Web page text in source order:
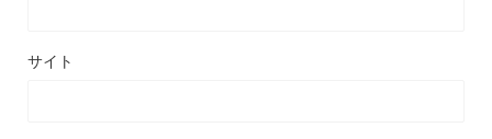
サイト